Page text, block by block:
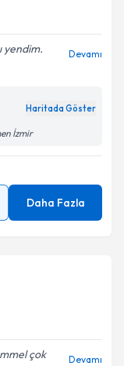
yendim.
Devamı
Haritada Göster
İzmir
Daha Fazla
çok
Devamı